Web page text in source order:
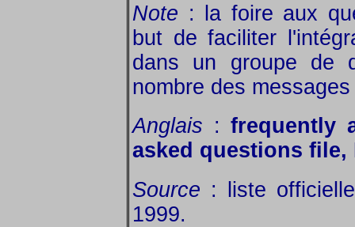
Note : la foire aux
but de faciliter
dans un groupe de
nombre des
Anglais :frequently
asked questions file,
Source : liste
1999.